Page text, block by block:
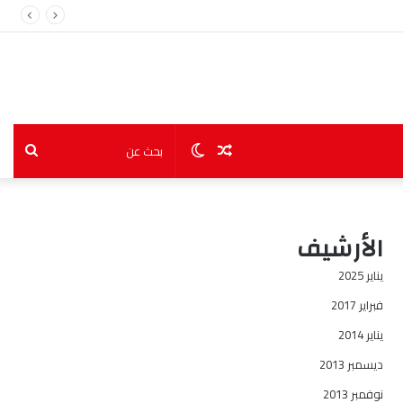
بحث
الوضعمقال
الأرشيف
يناير 2025
فبراير 2017
يناير 2014
ديسمبر 2013
نوفمبر 2013